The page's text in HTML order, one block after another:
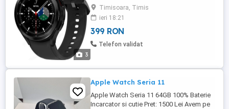
3
optic 9 10. Caracteristici si detalii tehnice:
Carcasa din otel inoxidabil; Dimensiuni si
greutate carcasa: 45.5 x 45.5 x 11.0 mm,
52g; Tehnologie: LTE; Display: 1.36"
(35mm) 450x450 Super AMOLED, Full
Timisoara, Timis
ieri 18:21
399 RON
Telefon validat
Apple Watch Seria 11
Apple Watch Seria 11 64GB 100% Baterie
Incarcator si cutie Pret: 1500 Lei Avem pe